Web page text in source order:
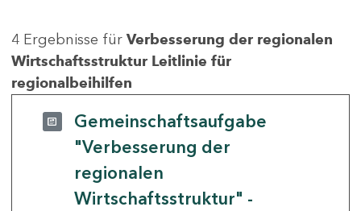
4 Ergebnisse für Verbesserung der regionalen
Wirtschaftsstruktur Leitlinie für
regionalbeihilfen
Gemeinschaftsaufgabe
"Verbesserung der
regionalen
Wirtschaftsstruktur" -